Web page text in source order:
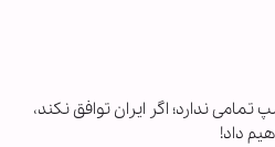
تمامی ندارد؛ اگر ایران توافق نکند،
داد!